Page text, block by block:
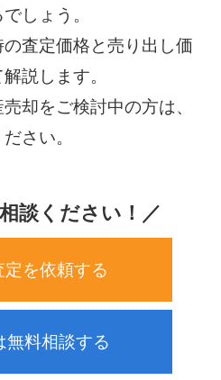
しょう。
査定価格と売り出し価
説します。
却をご検討中の方は、
さい。
談ください！／
定を依頼する
無料相談する